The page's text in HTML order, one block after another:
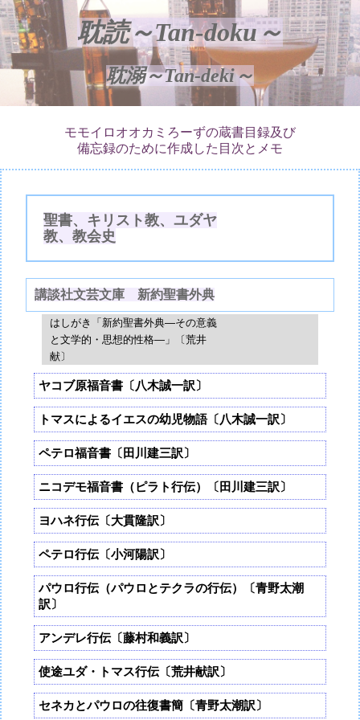
耽読～Tan-doku～
耽溺～Tan-deki～
モモイロオオカミろーずの蔵書目録及び
備忘録のために作成した目次とメモ
聖書、キリスト教、ユダヤ
教、教会史
講談社文芸文庫 新約聖書外典
はしがき「新約聖書外典―その意義
と文学的・思想的性格―」〔荒井
献〕
ヤコブ原福音書〔八木誠一訳〕
トマスによるイエスの幼児物語〔八木誠一訳〕
ペテロ福音書〔田川建三訳〕
ニコデモ福音書（ピラト行伝）〔田川建三訳〕
ヨハネ行伝〔大貫隆訳〕
ペテロ行伝〔小河陽訳〕
パウロ行伝（パウロとテクラの行伝）〔青野太潮
訳〕
アンデレ行伝〔藤村和義訳〕
使途ユダ・トマス行伝〔荒井献訳〕
セネカとパウロの往復書簡〔青野太潮訳〕